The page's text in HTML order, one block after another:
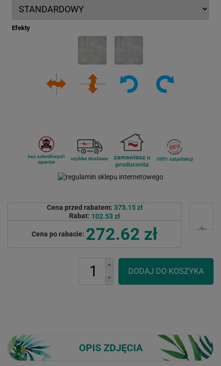
Efekty
Cena przed rabatem: 375.15 zł
Rabat: 102.53 zł
Cena po rabacie: 272.62 zł
OPIS ZDJĘCIA